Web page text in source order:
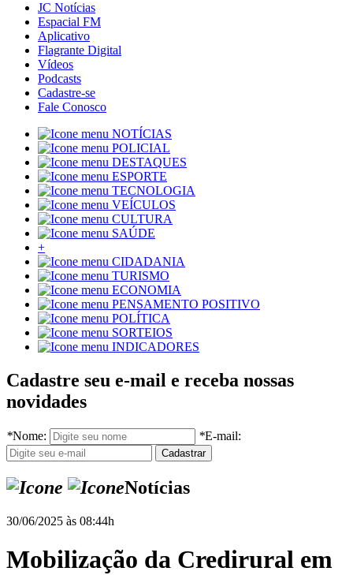
JC Notícias
Espacial FM
Aplicativo
Flagrante Digital
Vídeos
Podcasts
Cadastre-se
Fale Conosco
NOTÍCIAS
POLICIAL
DESTAQUES
ESPORTE
TECNOLOGIA
VEÍCULOS
CULTURA
SAÚDE
+
CIDADANIA
TURISMO
ECONOMIA
PENSAMENTO POSITIVO
POLÍTICA
SORTEIOS
INDICADORES
Cadastre seu e-mail e receba nossas
novidades
*Nome: *E-mail:
Notícias
30/06/2025 às 08:44h
Mobilização da Credirural em